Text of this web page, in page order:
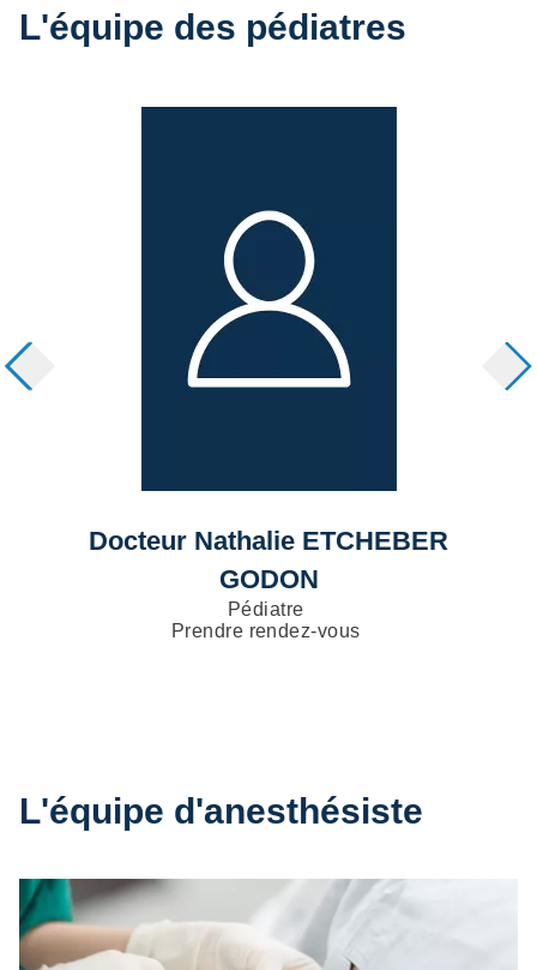
L'équipe des pédiatres
Docteur Nathalie ETCHEBER
GODON
Pédiatre
Prendre rendez-vous
L'équipe d'anesthésiste